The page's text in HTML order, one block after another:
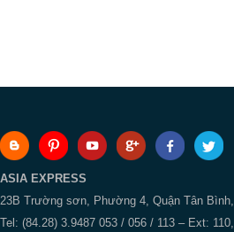
ASIA EXPRESS
23B Trường sơn, Phường 4, Quận Tân Bình,
Tel: (84.28) 3.9487 053 / 056 / 113 – Ext: